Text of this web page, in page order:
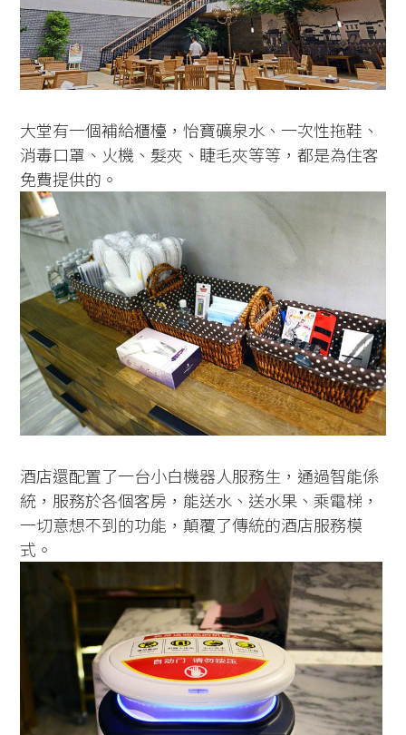
大堂有一個補給櫃檯，怡寶礦泉水、一次性拖鞋、
消毒口罩、火機、髮夾、睫毛夾等等，都是為住客
免費提供的。
酒店還配置了一台小白機器人服務生，通過智能係
統，服務於各個客房，能送水、送水果、乘電梯，
一切意想不到的功能，顛覆了傳統的酒店服務模
式。